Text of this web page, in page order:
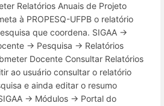
Relatórios Anuais de Projeto
à PROPESQ-UFPB o relatório
que coordena. SIGAA →
→ Pesquisa → Relatórios
Docente Consultar Relatórios
ao usuário consultar o relatório
e ainda editar o resumo
→ Módulos → Portal do